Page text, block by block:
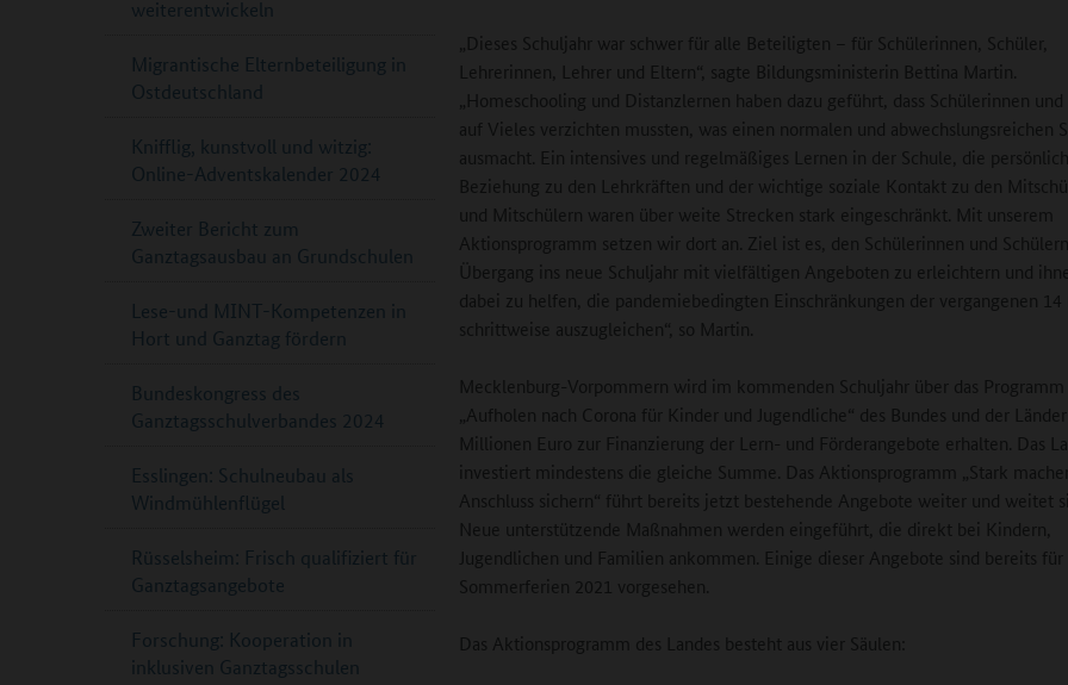
„Dieses Schuljahr war schwer für alle Beteiligten – für Schülerinnen, Schüler,
Lehrerinnen, Lehrer und Eltern“, sagte Bildungsministerin Bettina Martin.
„Homeschooling und Distanzlernen haben dazu geführt, dass Schülerinnen und
auf Vieles verzichten mussten, was einen normalen und abwechslungsreichen
ausmacht. Ein intensives und regelmäßiges Lernen in der Schule, die
Beziehung zu den Lehrkräften und der wichtige soziale Kontakt zu den
und Mitschülern waren über weite Strecken stark eingeschränkt. Mit unserem
Aktionsprogramm setzen wir dort an. Ziel ist es, den Schülerinnen und
Übergang ins neue Schuljahr mit vielfältigen Angeboten zu erleichtern und
dabei zu helfen, die pandemiebedingten Einschränkungen der vergangenen 14
schrittweise auszugleichen“, so Martin.
Mecklenburg-Vorpommern wird im kommenden Schuljahr über das Programm
„Aufholen nach Corona für Kinder und Jugendliche“ des Bundes und der
Millionen Euro zur Finanzierung der Lern- und Förderangebote erhalten. Das
investiert mindestens die gleiche Summe. Das Aktionsprogramm „Stark
Anschluss sichern“ führt bereits jetzt bestehende Angebote weiter und weitet
Neue unterstützende Maßnahmen werden eingeführt, die direkt bei Kindern,
Jugendlichen und Familien ankommen. Einige dieser Angebote sind bereits für
Sommerferien 2021 vorgesehen.
Das Aktionsprogramm des Landes besteht aus vier Säulen:
weiterentwickeln
Migrantische Elternbeteiligung in
Ostdeutschland
Knifflig, kunstvoll und witzig:
Online-Adventskalender 2024
Zweiter Bericht zum
Ganztagsausbau an Grundschulen
Lese-und MINT-Kompetenzen in
Hort und Ganztag fördern
Bundeskongress des
Ganztagsschulverbandes 2024
Esslingen: Schulneubau als
Windmühlenflügel
Rüsselsheim: Frisch qualifiziert für
Ganztagsangebote
Forschung: Kooperation in
inklusiven Ganztagsschulen